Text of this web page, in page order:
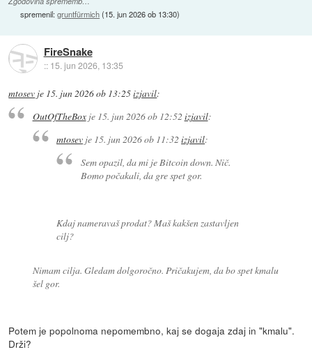
spremenil:gruntfürmich(15. jun 2026 ob 13:30)
FireSnake
:: 15. jun 2026, 13:35
mtosev je 15. jun 2026 ob 13:25izjavil:
OutOfTheBoxje 15. jun 2026 ob 12:52 izjavil:
mtosev je 15. jun 2026 ob 11:32izjavil:
Sem opazil, da mi je Bitcoin down. Nič.
Bomo počakali, da gre spet gor.
Kdaj nameravaš prodat? Maš kakšen zastavljen
cilj?
Nimam cilja. Gledam dolgoročno. Pričakujem, da bo spet kmalu
šel gor.
Potem je popolnoma nepomembno, kaj se dogaja zdaj in "kmalu".
Drži?